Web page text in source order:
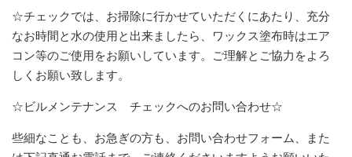
☆チェックでは、お掃除に行かせていただくにあたり、充分
なお時間と水の使用と出来ましたら、ワックス塗布時はエア
コン等のご使用をお願いしています。ご理解とご協力をよろ
しくお願い致します。
☆ビルメンテナンス チェックへのお問い合わせ☆
些細なことも、お急ぎの方も、お問い合わせフォーム、また